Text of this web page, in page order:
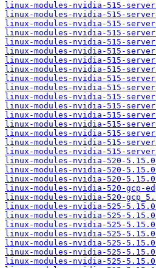
linux-modules-nvidia-515-
linux-modules-nvidia-515-
linux-modules-nvidia-515-
linux-modules-nvidia-515-
linux-modules-nvidia-515-
linux-modules-nvidia-515-
linux-modules-nvidia-515-
linux-modules-nvidia-515-
linux-modules-nvidia-515-
linux-modules-nvidia-515-
linux-modules-nvidia-515-
linux-modules-nvidia-515-
linux-modules-nvidia-515-
linux-modules-nvidia-515-
linux-modules-nvidia-515-
linux-modules-nvidia-515-
linux-modules-nvidia-515-
linux-modules-nvidia-520-
linux-modules-nvidia-520-
linux-modules-nvidia-520-
linux-modules-nvidia-520-gcp-
linux-modules-nvidia-520-
linux-modules-nvidia-525-
linux-modules-nvidia-525-
linux-modules-nvidia-525-
linux-modules-nvidia-525-
linux-modules-nvidia-525-
linux-modules-nvidia-525-
linux-modules-nvidia-525-